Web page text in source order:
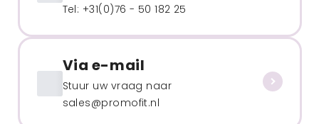
Tel: +31(0)76 - 50 182 25
Via e-mail
Stuur uw vraag naar
sales@promofit.nl